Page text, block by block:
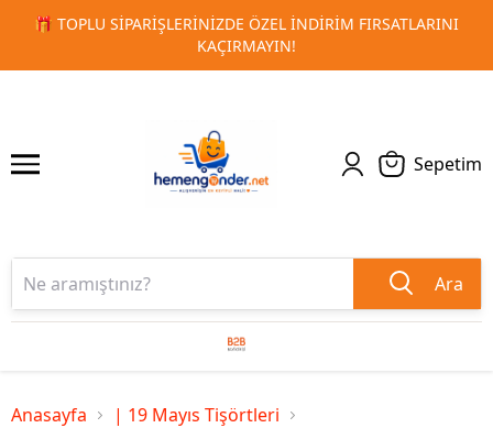
🚀 KURUMSAL PROMOSYON VE MATBAA
TESLIMAT!
1 2
Sepetim
Ara
Anasayfa
| 19 Mayıs Tişörtleri